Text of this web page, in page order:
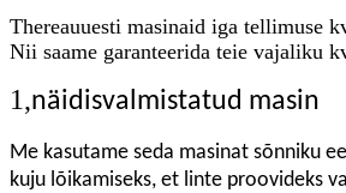
Thereauuesti masinaid iga tellimuse
Nii saame garanteerida teie vajaliku
1,näidisvalmistatud masin
Me kasutame seda masinat sõnniku
kuju lõikamiseks, et linte proovideks